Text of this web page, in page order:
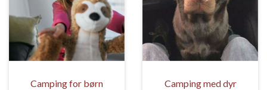
Camping for børn Camping med dyr